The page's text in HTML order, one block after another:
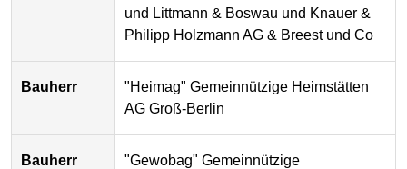
und Littmann & Boswau und Knauer &
Philipp Holzmann AG & Breest und Co
Bauherr
"Heimag" Gemeinnützige Heimstätten
AG Groß-Berlin
Bauherr
"Gewobag" Gemeinnützige